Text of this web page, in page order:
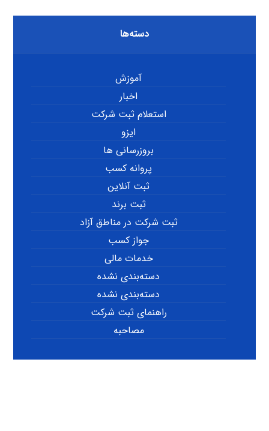
دسته‌ها
آموزش
اخبار
استعلام ثبت شرکت
ایزو
بروزرسانی ها
پروانه کسب
ثبت آنلاین
ثبت برند
ثبت شرکت در مناطق آزاد
جواز کسب
خدمات مالی
دسته‌بندی نشده
دسته‌بندی نشده
راهنمای ثبت شرکت
مصاحبه